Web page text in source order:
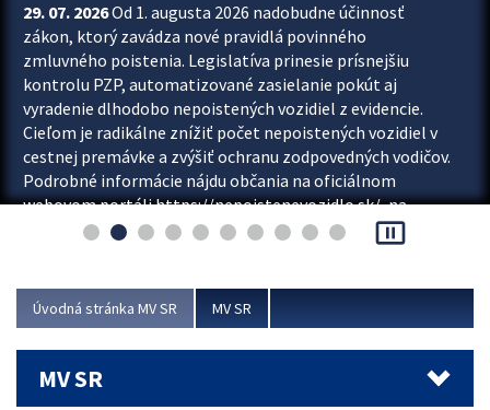
29. 07. 2026Od 1. augusta 2026 nadobudne účinnosť
zákon, ktorý zavádza nové pravidlá povinného
zmluvného poistenia. Legislatíva prinesie prísnejšiu
kontrolu PZP, automatizované zasielanie pokút aj
vyradenie dlhodobo nepoistených vozidiel z evidencie.
Cieľom je radikálne znížiť počet nepoistených vozidiel v
cestnej premávke a zvýšiť ochranu zodpovedných vodičov.
Podrobné informácie nájdu občania na oficiálnom
webovom portáli https://nepoistenevozidlo.sk/, na
ktorom od augusta pribudne aj možnosť overiť si...
pause_presentation
Úvodná stránka MV SR MV SR
MV SR